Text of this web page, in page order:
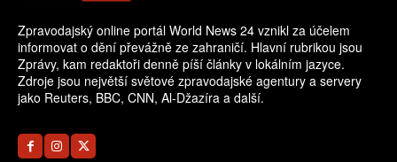
Zpravodajský online portál World News 24 vznikl za účelem
informovat o dění převážně ze zahraničí. Hlavní rubrikou jsou
Zprávy, kam redaktoři denně píší články v lokálním jazyce.
Zdroje jsou největší světové zpravodajské agentury a servery
jako Reuters, BBC, CNN, Al-Džazíra a další.